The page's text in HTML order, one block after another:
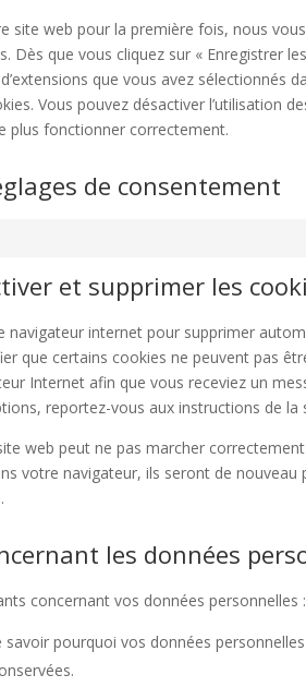
site web pour la première fois, nous
Dès que vous cliquez sur « Enregistrer
que vous avez sélectionnés
Vous pouvez désactiver l’utilisation
plus fonctionner correctement.
de consentement
et supprimer les
navigateur internet pour supprimer
que certains cookies ne peuvent pas
Internet afin que vous receviez un
reportez-vous aux instructions de
web peut ne pas marcher
votre navigateur, ils seront de
les données
concernant vos données personnelles :
savoir pourquoi vos données